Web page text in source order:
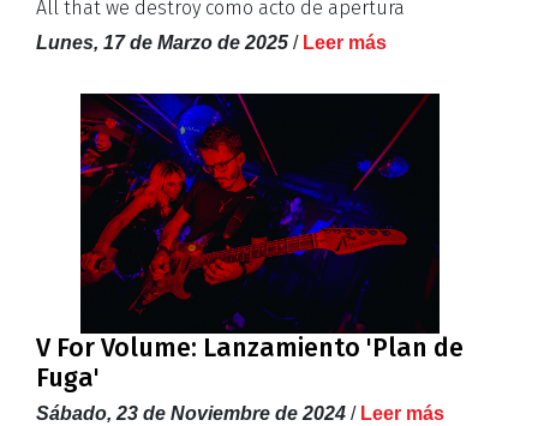
All that we destroy como acto de apertura
Lunes, 17 de Marzo de 2025 / Leer más
V For Volume: Lanzamiento 'Plan de
Fuga'
Sábado, 23 de Noviembre de 2024 / Leer más